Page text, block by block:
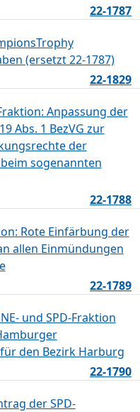
22-1787
(ersetzt 22-1787)
22-1829
Anpassung der
Abs. 1 BezVG zur
der
sogenannten
22-1788
Rote Einfärbung der
allen Einmündungen
22-1789
und SPD-Fraktion
den Bezirk Harburg
22-1790
der SPD-